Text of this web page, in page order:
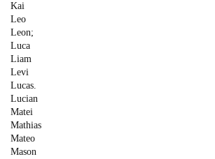
Kai
Leo
Leon;
Luca
Liam
Levi
Lucas.
Lucian
Matei
Mathias
Mateo
Mason